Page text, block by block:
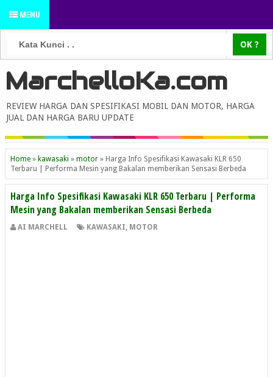
MENU
MarchelloKa.com
REVIEW HARGA DAN SPESIFIKASI MOBIL DAN MOTOR, HARGA
JUAL DAN HARGA BARU UPDATE
Home » kawasaki » motor » Harga Info Spesifikasi Kawasaki KLR 650
Terbaru | Performa Mesin yang Bakalan memberikan Sensasi Berbeda
Harga Info Spesifikasi Kawasaki KLR 650 Terbaru | Performa
Mesin yang Bakalan memberikan Sensasi Berbeda
AI MARCHELL KAWASAKI MOTOR